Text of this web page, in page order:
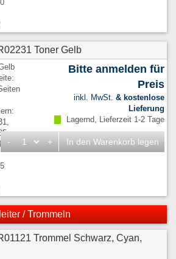
Toner Gelb
Bitte anmelden für
Preis
inkl. MwSt. & kostenlose
Lieferung
Lagernd, Lieferzeit 1-2 Tage
- + In den Warenkorb legen
/ Trommeln
Trommel Schwarz, Cyan,